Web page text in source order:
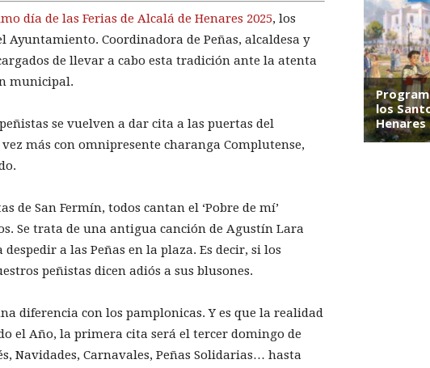
día de las Ferias de Alcalá de Henares 2025, los
Ayuntamiento. Coordinadora de Peñas, alcaldesa y
de llevar a cabo esta tradición ante la atenta
municipal.
se vuelven a dar cita a las puertas del
más con omnipresente charanga Complutense,
de San Fermín, todos cantan el ‘Pobre de mí’
Se trata de una antigua canción de Agustín Lara
a las Peñas en la plaza. Es decir, si los
peñistas dicen adiós a sus blusones.
diferencia con los pamplonicas. Y es que la realidad
el Año, la primera cita será el tercer domingo de
Navidades, Carnavales, Peñas Solidarias… hasta